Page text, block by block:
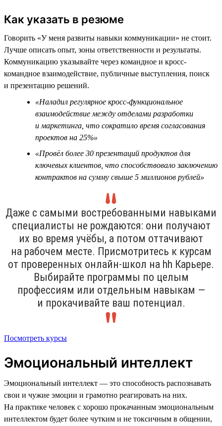
Как указать в резюме
Говорить «У меня развиты навыки коммуникации» не стоит.
Лучше описать опыт, зоны ответственности и результаты.
Коммуникацию указывайте через командное и кросс-
командное взаимодействие, публичные выступления, поиск
и презентацию решений.
«Наладил регулярное кросс-функциональное
взаимодействие между отделами разработки
и маркетинга, что сократило время согласования
проектов на 25%»
«Провёл более 30 презентаций продуктов для
ключевых клиентов, что способствовало заключению
контрактов на сумму свыше 5 миллионов рублей»
Даже с самыми востребованными навыками
специалисты не рождаются: они получают
их во время учёбы, а потом оттачивают
на рабочем месте. Присмотритесь к курсам
от проверенных онлайн-школ на hh Карьере.
Выбирайте программы по целым
профессиям или отдельным навыкам —
и прокачивайте ваш потенциал.
Посмотреть курсы
Эмоциональный интеллект
Эмоциональный интеллект — это способность распознавать
свои и чужие эмоции и грамотно реагировать на них.
На практике человек с хорошо прокачанным эмоциональным
интеллектом будет более чутким и не токсичным в общении,